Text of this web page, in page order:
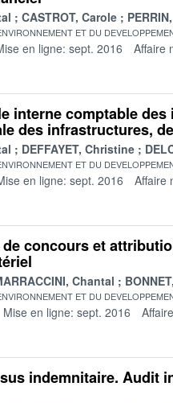
CASTROT, Carole
ET DU
en ligne: sept. 2016 Affaire
interne comptable
des infrastructures,
DEFFAYET, Christine
ET DU
en ligne: sept. 2016 Affaire
concours et
Chantal
ET DU
Mise en ligne: sept. 2016
indemnitaire. Audit